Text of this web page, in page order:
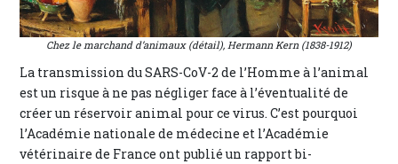
Chez le marchand d’animaux (détail), Hermann Kern (1838-1912)
La transmission du SARS-CoV-2 de l’Homme à l’animal
est un risque à ne pas négliger face à l’éventualité de
créer un réservoir animal pour ce virus. C’est pourquoi
l’Académie nationale de médecine et l’Académie
vétérinaire de France ont publié un rapport bi-